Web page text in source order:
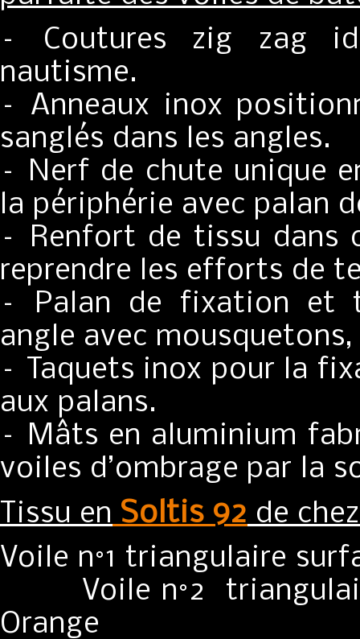
– Coutures zig zag
nautisme.
– Anneaux inox
sanglés dans les angles.
– Nerf de chute unique
la périphérie avec palan
– Renfort de tissu dans
reprendre les efforts de
– Palan de fixation et
angle avec
– Taquets inox pour la
aux palans.
– Mâts en aluminium
voiles d’ombrage par la
Tissu en Soltis 92 de
Voile n°1 triangulaire
Voile n°2
Orange